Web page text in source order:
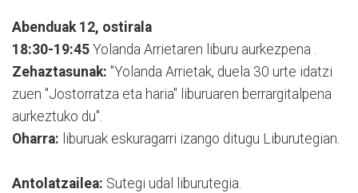
Abenduak 12, ostirala
18:30-19:45 Yolanda Arrietaren liburu aurkezpena .
Zehaztasunak: "Yolanda Arrietak, duela 30 urte idatzi
zuen "Jostorratza eta haria" liburuaren berrargitalpena
aurkeztuko du".
Oharra: liburuak eskuragarri izango ditugu Liburutegian.
Antolatzailea: Sutegi udal liburutegia.